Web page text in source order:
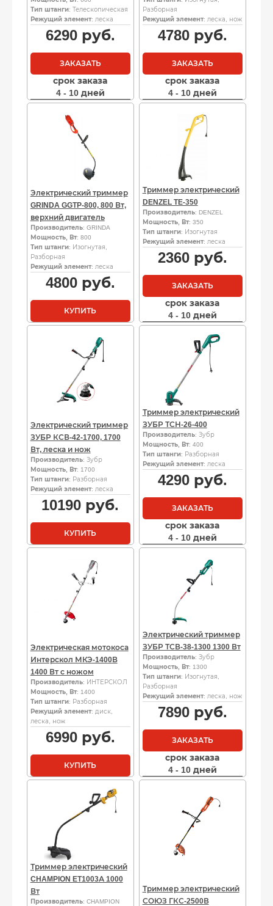
Тип штанги: Телескопическая
Режущий элемент: леска
6290руб.
ЗАКАЗАТЬ
срок заказа
4 - 10 дней
Разборная
Режущий элемент: леска, нож
4780руб.
ЗАКАЗАТЬ
срок заказа
4 - 10 дней
Электрический триммер
GRINDA GGTP-800, 800 Вт,
верхний двигатель
Производитель: GRINDA
Мощность, Вт: 800
Тип штанги: Изогнутая,
Разборная
Режущий элемент: леска
4800руб.
КУПИТЬ
Триммер электрический
DENZEL TE-350
Производитель: DENZEL
Мощность, Вт: 350
Тип штанги: Изогнутая
Режущий элемент: леска
2360руб.
ЗАКАЗАТЬ
срок заказа
4 - 10 дней
Электрический триммер
ЗУБР КСВ-42-1700, 1700
Вт, леска и нож
Производитель: Зубр
Мощность, Вт: 1700
Тип штанги: Разборная
Режущий элемент: леска
10190 руб.
КУПИТЬ
Триммер электрический
ЗУБР ТСН-26-400
Производитель: Зубр
Мощность, Вт: 400
Тип штанги: Разборная
Режущий элемент: леска
4290руб.
ЗАКАЗАТЬ
срок заказа
4 - 10 дней
Электрическая мотокоса
Интерскол МКЭ-1400В
1400 Вт с ножом
Производитель: ИНТЕРСКОЛ
Мощность, Вт: 1400
Тип штанги: Разборная
Режущий элемент: диск,
леска, нож
6990руб.
КУПИТЬ
Электрический триммер
ЗУБР ТСВ-38-1300 1300 Вт
Производитель: Зубр
Мощность, Вт: 1300
Тип штанги: Изогнутая,
Разборная
Режущий элемент: леска, нож
7890руб.
ЗАКАЗАТЬ
срок заказа
4 - 10 дней
Триммер электрический
CHAMPION ET1003А 1000
Вт
Производитель: CHAMPION
Триммер электрический
СОЮЗ ГКС-2500В